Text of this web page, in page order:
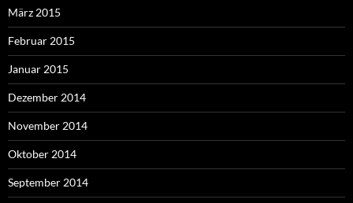
März 2015
Februar 2015
Januar 2015
Dezember 2014
November 2014
Oktober 2014
September 2014